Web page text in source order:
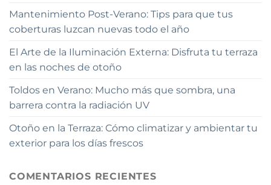
Mantenimiento Post-Verano: Tips para que tus
coberturas luzcan nuevas todo el año
El Arte de la Iluminación Externa: Disfruta tu terraza
en las noches de otoño
Toldos en Verano: Mucho más que sombra, una
barrera contra la radiación UV
Otoño en la Terraza: Cómo climatizar y ambientar tu
exterior para los días frescos
COMENTARIOS RECIENTES